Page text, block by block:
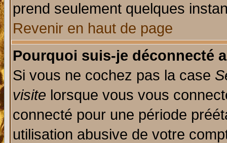
prend seulement quelques
Revenir en haut de page
Pourquoi suis-je déconnecté
Si vous ne cochez pas la case
visite lorsque vous vous
connecté pour une période
utilisation abusive de votre